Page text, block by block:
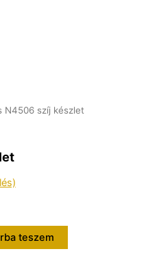
N4506 szíj készlet
teszem